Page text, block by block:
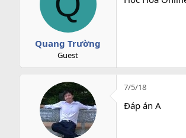
Quang Trường
Guest
7/5/18
Đáp án A